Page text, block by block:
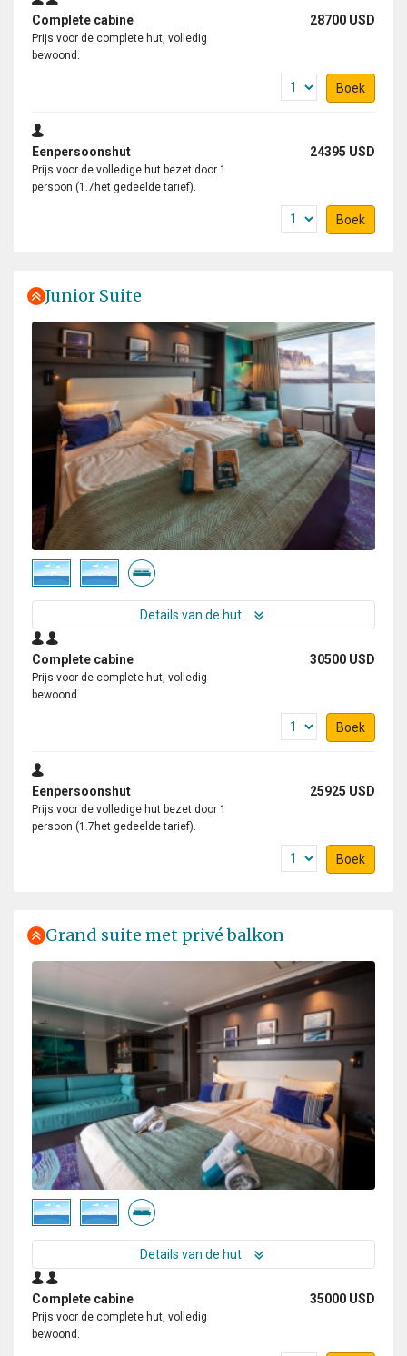
Complete cabine 28700 USD
Prijs voor de complete hut, volledig
bewoond.
Boek
Eenpersoonshut 24395 USD
Prijs voor de volledige hut bezet door 1
persoon (1.7het gedeelde tarief).
Boek
Junior Suite
Details van de hut
Complete cabine 30500 USD
Prijs voor de complete hut, volledig
bewoond.
Boek
Eenpersoonshut 25925 USD
Prijs voor de volledige hut bezet door 1
persoon (1.7het gedeelde tarief).
Boek
Grand suite met privé balkon
Details van de hut
Complete cabine 35000 USD
Prijs voor de complete hut, volledig
bewoond.